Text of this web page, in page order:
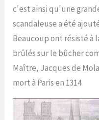
c'est ainsi qu'une
scandaleuse a été
Beaucoup ont résisté à
brûlés sur le bûcher
Maître, Jacques de
mort à Paris en 1314.